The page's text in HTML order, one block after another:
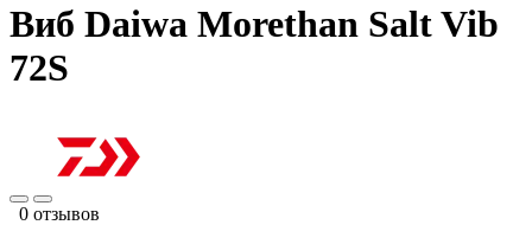
Виб Daiwa Morethan Salt Vib
72S
0 отзывов